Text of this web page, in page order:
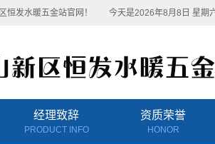
恒发水暖五金站官网！ 今天是2026年8月8日 星期
经理致辞
PRODUCT INFO
资质荣誉
HONOR